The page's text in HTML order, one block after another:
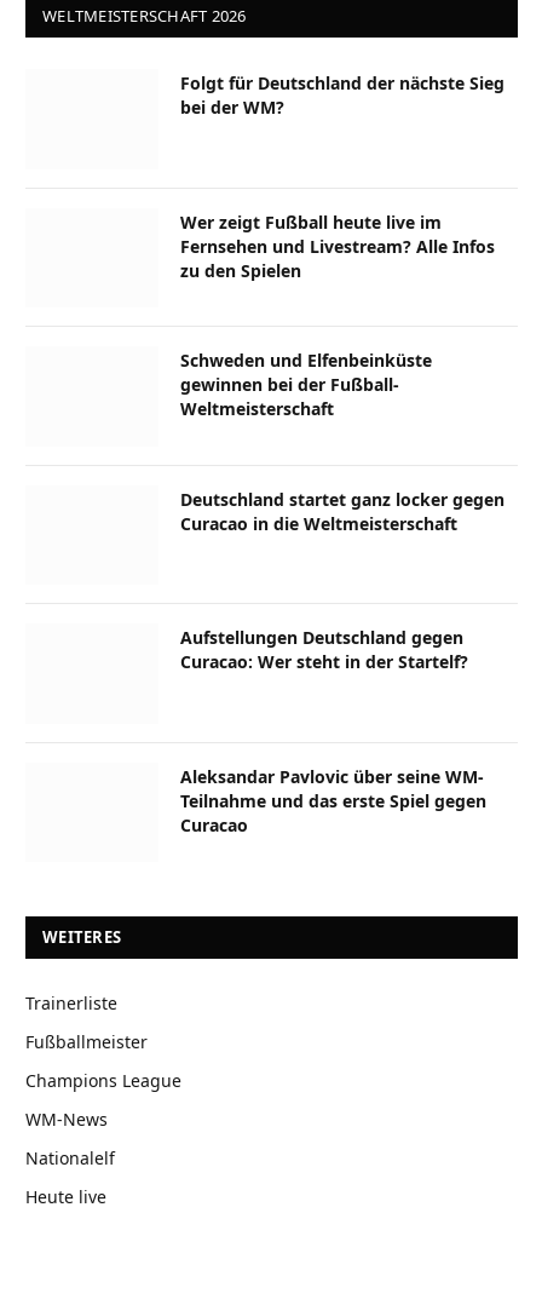
WELTMEISTERSCHAFT 2026
Folgt für Deutschland der nächste Sieg
bei der WM?
Wer zeigt Fußball heute live im
Fernsehen und Livestream? Alle Infos
zu den Spielen
Schweden und Elfenbeinküste
gewinnen bei der Fußball-
Weltmeisterschaft
Deutschland startet ganz locker gegen
Curacao in die Weltmeisterschaft
Aufstellungen Deutschland gegen
Curacao: Wer steht in der Startelf?
Aleksandar Pavlovic über seine WM-
Teilnahme und das erste Spiel gegen
Curacao
WEITERES
Trainerliste
Fußballmeister
Champions League
WM-News
Nationalelf
Heute live